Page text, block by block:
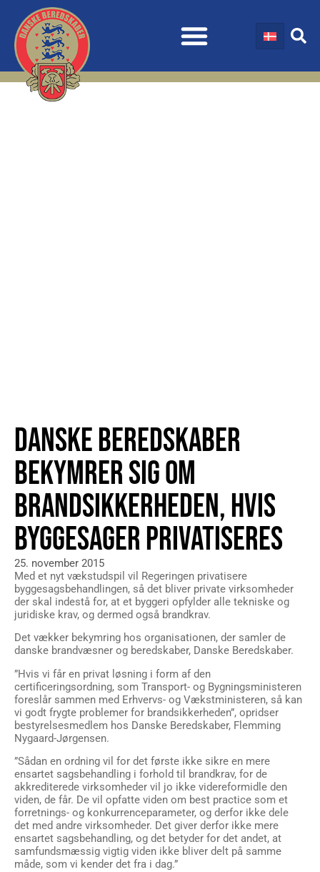
DANSKE BEREDSKABER
BEKYMRER SIG OM
BRANDSIKKERHEDEN, HVIS
BYGGESAGER PRIVATISERES
25. november 2015
Med et nyt vækstudspil vil Regeringen privatisere
byggesagsbehandlingen, så det bliver private virksomheder
der skal indestå for, at et byggeri opfylder alle tekniske og
juridiske krav, og dermed også brandkrav.
Det vækker bekymring hos organisationen, der samler de
danske brandvæsner og beredskaber, Danske Beredskaber.
”Hvis vi får en privat løsning i form af den
certificeringsordning, som Transport- og Bygningsministeren
foreslår sammen med Erhvervs- og Vækstministeren, så kan
vi godt frygte problemer for brandsikkerheden”, opridser
bestyrelsesmedlem hos Danske Beredskaber, Flemming
Nygaard-Jørgensen.
”Sådan en ordning vil for det første ikke sikre en mere
ensartet sagsbehandling i forhold til brandkrav, for de
akkrediterede virksomheder vil jo ikke videreformidle den
viden, de får. De vil opfatte viden om best practice som et
forretnings- og konkurrenceparameter, og derfor ikke dele
det med andre virksomheder. Det giver derfor ikke mere
ensartet sagsbehandling, og det betyder for det andet, at
samfundsmæssig vigtig viden ikke bliver delt på samme
måde, som vi kender det fra i dag.”